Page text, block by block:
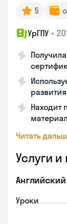
5
УрГПУ •
Находит
Читать
Услуги
Уроки